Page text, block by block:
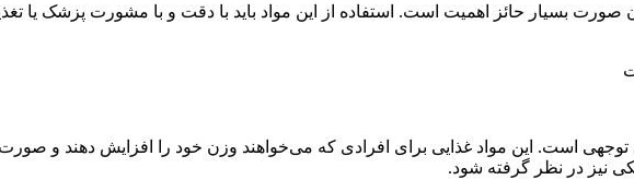
بسیار حائز اهمیت است. استفاده از این مواد باید با دقت و با مشورت پزشک یا
است. این مواد غذایی برای افرادی که می‌خواهند وزن خود را افزایش دهند و صورت
نیز در نظر گرفته شود.